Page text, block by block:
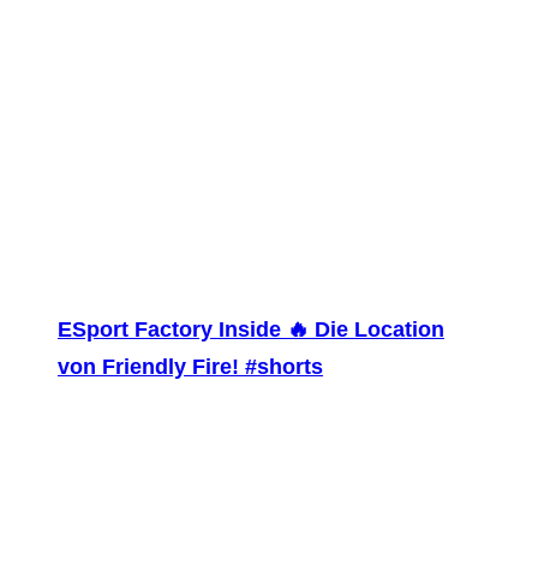
ESport Factory Inside 🔥 Die Location
von Friendly Fire! #shorts